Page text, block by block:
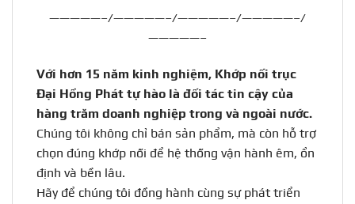
—————–/—————–/—————–/—————–/
—————–
Với hơn 15 năm kinh nghiệm, Khớp nối trục
Đại Hồng Phát tự hào là đối tác tin cậy của
hàng trăm doanh nghiệp trong và ngoài nước.
Chúng tôi không chỉ bán sản phẩm, mà còn hỗ trợ
chọn đúng khớp nối để hệ thống vận hành êm, ổn
định và bền lâu.
Hãy để chúng tôi đồng hành cùng sự phát triển